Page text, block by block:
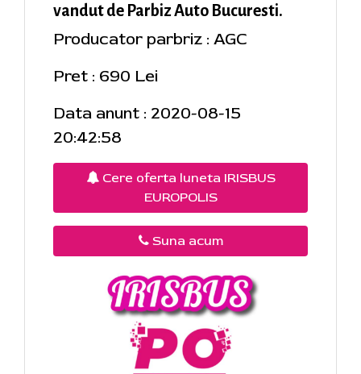
vandut de Parbiz Auto Bucuresti.
Producator parbriz : AGC
Pret : 690 Lei
Data anunt : 2020-08-15
20:42:58
Cere oferta luneta IRISBUS
EUROPOLIS
Suna acum